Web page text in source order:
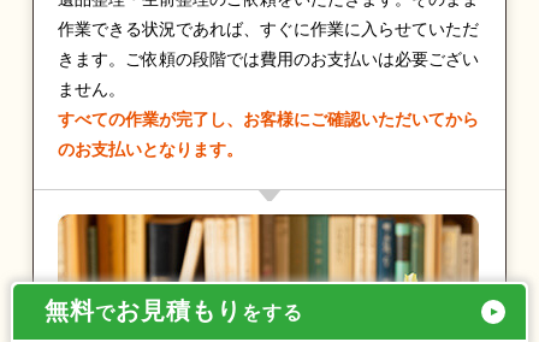
作業できる状況であれば、すぐに作業に入らせていただ
きます。ご依頼の段階では費用のお支払いは必要ござい
ません。
すべての作業が完了し、お客様にご確認いただいてから
のお支払いとなります。
無料でお見積もり をする